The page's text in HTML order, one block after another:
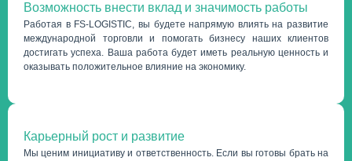
Возможность внести вклад и значимость работы
Работая в FS-LOGISTIC, вы будете напрямую влиять на развитие
международной торговли и помогать бизнесу наших клиентов
достигать успеха. Ваша работа будет иметь реальную ценность и
оказывать положительное влияние на экономику.
Карьерный рост и развитие
Мы ценим инициативу и ответственность. Если вы готовы брать на